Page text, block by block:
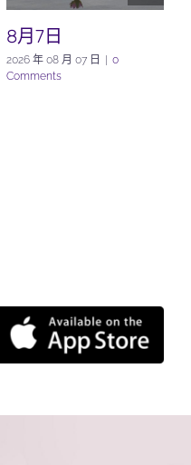
8月7日
2026 年 08 月 07 日
0
Comments